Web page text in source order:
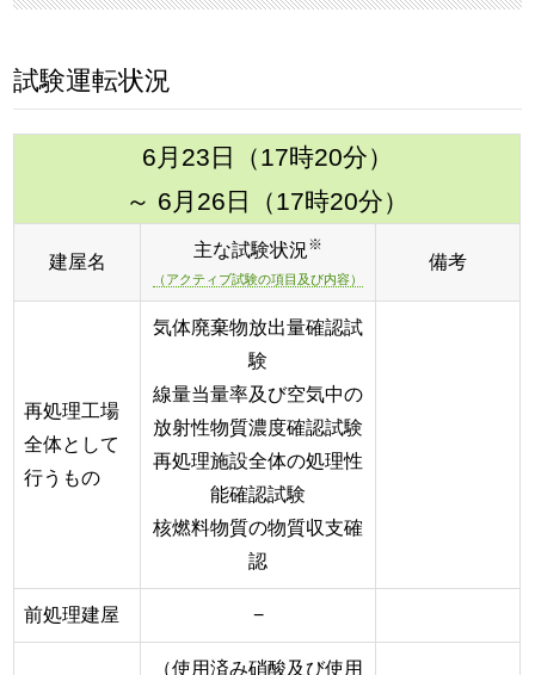
試験運転状況
6月23日（17時20分）
～ 6月26日（17時20分）
建屋名
主な試験状況※
（アクティブ試験の項目及び内容）
備考
再処理工場
全体として
行うもの
気体廃棄物放出量確認試
験
線量当量率及び空気中の
放射性物質濃度確認試験
再処理施設全体の処理性
能確認試験
核燃料物質の物質収支確
認
前処理建屋 −
（使用済み硝酸及び使用